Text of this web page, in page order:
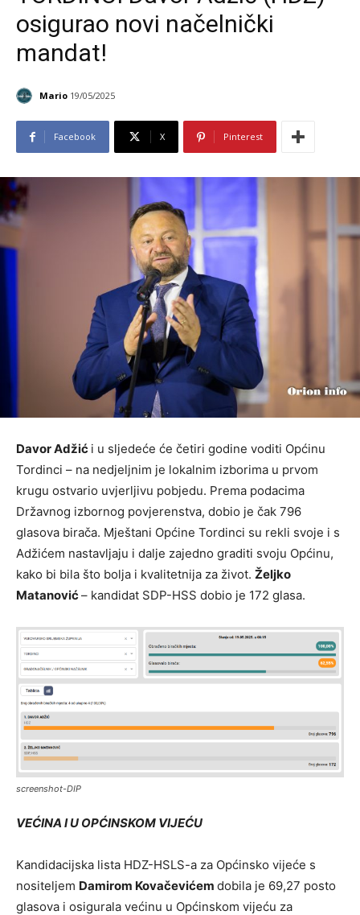
osigurao novi načelnički
mandat!
Mario 19/05/2025
Facebook X Pinterest
Davor Adžić i u sljedeće će četiri godine voditi Općinu
Tordinci – na nedjeljnim je lokalnim izborima u prvom
krugu ostvario uvjerljivu pobjedu. Prema podacima
Državnog izbornog povjerenstva, dobio je čak 796
glasova birača. Mještani Općine Tordinci su rekli svoje i s
Adžićem nastavljaju i dalje zajedno graditi svoju Općinu,
kako bi bila što bolja i kvalitetnija za život. Željko
Matanović– kandidat SDP-HSS dobio je 172 glasa.
screenshot-DIP
VEĆINA I U OPĆINSKOM VIJEĆU
Kandidacijska lista HDZ-HSLS-a za Općinsko vijeće s
nositeljem Damirom Kovačevićem dobila je 69,27 posto
glasova i osigurala većinu u Opći͏nskom vijeću za